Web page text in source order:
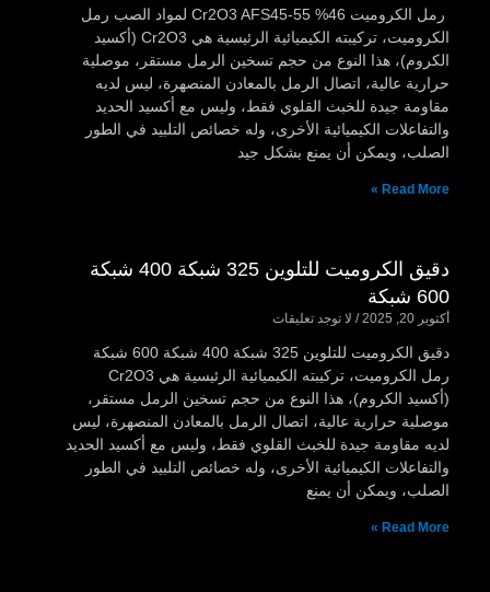
رمل الكروميت 46% Cr2O3 AFS45-55 لمواد الصب رمل
الكروميت، تركيبته الكيميائية الرئيسية هي Cr2O3 (أكسيد
الكروم)، هذا النوع من حجم تسخين الرمل مستقر، موصلية
حرارية عالية، اتصال الرمل بالمعادن المنصهرة، ليس لديه
مقاومة جيدة للخبث القلوي فقط، وليس مع أكسيد الحديد
والتفاعلات الكيميائية الأخرى، وله خصائص التلبيد في الطور
الصلب، ويمكن أن يمنع بشكل جيد
Read More »
دقيق الكروميت للتلوين 325 شبكة 400 شبكة
600 شبكة
أكتوبر 20, 2025 لا توجد تعليقات
دقيق الكروميت للتلوين 325 شبكة 400 شبكة 600 شبكة
رمل الكروميت، تركيبته الكيميائية الرئيسية هي Cr2O3
(أكسيد الكروم)، هذا النوع من حجم تسخين الرمل مستقر،
موصلية حرارية عالية، اتصال الرمل بالمعادن المنصهرة، ليس
لديه مقاومة جيدة للخبث القلوي فقط، وليس مع أكسيد الحديد
والتفاعلات الكيميائية الأخرى، وله خصائص التلبيد في الطور
الصلب، ويمكن أن يمنع
Read More »